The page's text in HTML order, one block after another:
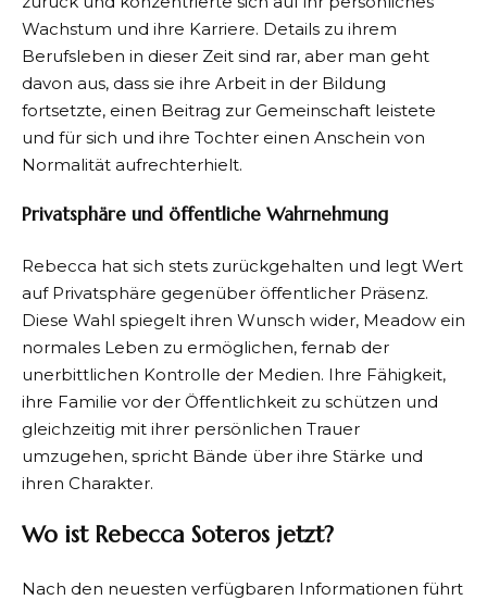
Wachstum und ihre Karriere. Details zu ihrem
Berufsleben in dieser Zeit sind rar, aber man geht
davon aus, dass sie ihre Arbeit in der Bildung
fortsetzte, einen Beitrag zur Gemeinschaft leistete
und für sich und ihre Tochter einen Anschein von
Normalität aufrechterhielt.
Privatsphäre und öffentliche Wahrnehmung
Rebecca hat sich stets zurückgehalten und legt Wert
auf Privatsphäre gegenüber öffentlicher Präsenz.
Diese Wahl spiegelt ihren Wunsch wider, Meadow ein
normales Leben zu ermöglichen, fernab der
unerbittlichen Kontrolle der Medien. Ihre Fähigkeit,
ihre Familie vor der Öffentlichkeit zu schützen und
gleichzeitig mit ihrer persönlichen Trauer
umzugehen, spricht Bände über ihre Stärke und
ihren Charakter.
Wo ist Rebecca Soteros jetzt?
Nach den neuesten verfügbaren Informationen führt